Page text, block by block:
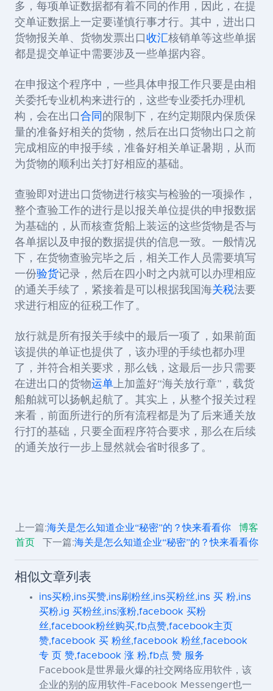
多，每项单证数据都有着不同的作用，因此，在提
交单证数据上一定要谨慎行事才行。其中，进出口
货物报关单、货物发票出口 收汇 核销单等这些单据
都是提交单证中需要涉及一些单据内容。
在申报这个程序中，一些具体申报工作只要是由相
关委托专业机构来进行的，这些专业委托办理机
构，会在出口 合同 的限制下，在约定期限内保质保
量的准备好相关的货物，然后在出口货物出口之前
完成相应的申报手续，准备好相关单证暑期，从而
为货物的顺利出关打好相应的基础。
查验即对进出口货物进行核实与检验的一项操作，
整个查验工作的进行是以报关单位提供的申报数据
为基础的，从而核查货船上装运的这些货物是否与
各单据以及申报的数据提供的信息一致。一般情况
下，在货物查验完毕之后，相关工作人员需要填写
一份验货记录，然后在四小时之内就可以办理相应
的通关手续了，紧接着是可以根据我国海关税法要
求进行相应的征税工作了。
放行就是所有报关手续中的最后一项了，如果前面
该提供的单证也提供了，该办理的手续也都办理
了，并符合相关要求，那么钱，这最后一步只需要
在进出口的货物运单上加盖好“海关放行章”，载货
船舶就可以扬帆起航了。其实上，从整个报关过程
来看，前面所进行的所有流程都是为了后来通关放
行打的基础，只要全面程序符合要求，那么在后续
的通关放行一步上显然就会省时很多了。
上一篇:海关是怎么知道企业“秘密”的？快来看看你
博客
首页
下一篇:海关是怎么知道企业“秘密”的？快来看看你
相似文章列表
ins买粉,ins买赞,ins刷粉丝,ins买粉丝,ins 买 粉,ins
买粉,ig 买粉丝,ins涨粉,facebook 买粉
丝,facebook粉丝购买,fb点赞,facebook主页
赞,facebook 买 粉丝,facebook 粉丝,facebook
专 页 赞,facebook 涨 粉,fb点 赞 服务
Facebook是世界最火爆的社交网络应用软件，该
企业的别的应用软件-Facebook Messenger也一